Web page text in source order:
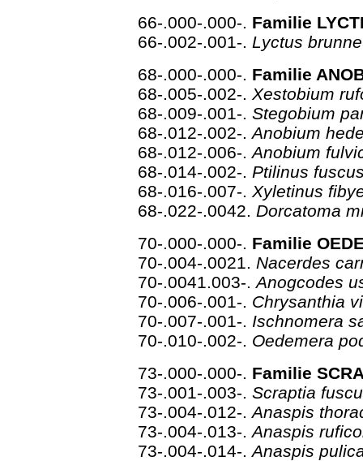
66-.000-.000-. Familie
66-.002-.001-. Lyctus
68-.000-.000-. Familie
68-.005-.002-. Xestobium
68-.009-.001-. Stegobium
68-.012-.002-.Anobium
68-.012-.006-.Anobium
68-.014-.002-. Ptilinus
68-.016-.007-. Xyletinus
68-.022-.0042. Dorcatoma
70-.000-.000-. Familie
70-.004-.0021. Nacerdes
70-.0041.003-.Anogcodes
70-.006-.001-. Chrysanthia
70-.007-.001-. Ischnomera
70-.010-.002-. Oedemera
73-.000-.000-. Familie
73-.001-.003-. Scraptia
73-.004-.012-.Anaspis
73-.004-.013-.Anaspis
73-.004-.014-.Anaspis